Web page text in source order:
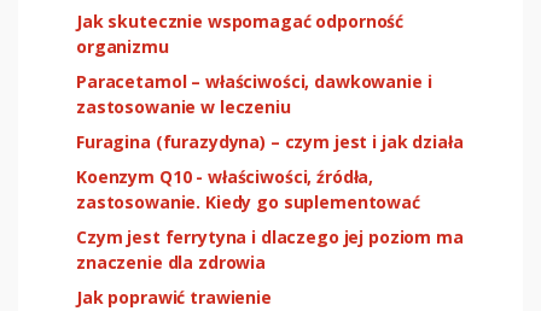
Jak skutecznie wspomagać odporność
organizmu
Paracetamol – właściwości, dawkowanie i
zastosowanie w leczeniu
Furagina (furazydyna) – czym jest i jak działa
Koenzym Q10 - właściwości, źródła,
zastosowanie. Kiedy go suplementować
Czym jest ferrytyna i dlaczego jej poziom ma
znaczenie dla zdrowia
Jak poprawić trawienie